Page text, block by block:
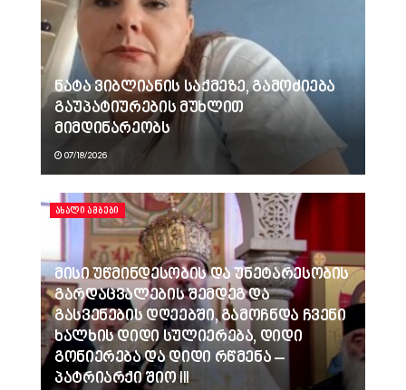
ნატა ვიბლიანის საქმეზე, გამოძიება
გაუპატიურების მუხლით
მიმდინარეობს
07/18/2026
ᲐᲮᲐᲚᲘ ᲐᲛᲑᲔᲑᲘ
მისი უწმინდესობის და უნეტარესობის
გარდაცვალების შემდეგ და
გასვენების დღეებში, გამოჩნდა ჩვენი
ხალხის დიდი სულიერება, დიდი
გონიერება და დიდი რწმენა –
პატრიარქი შიო III